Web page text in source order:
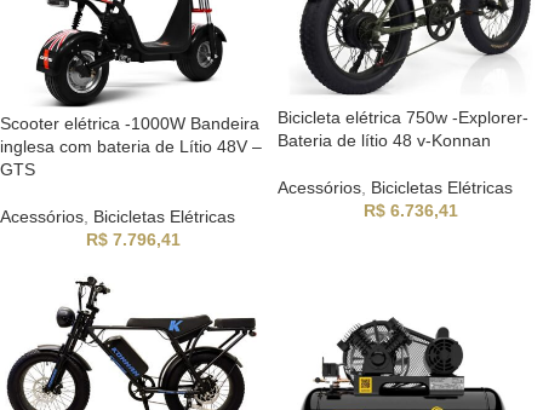
Scooter elétrica -1000W Bandeira
inglesa com bateria de Lítio 48V –
GTS
Acessórios Bicicletas Elétricas
R$7.796,41
Bicicleta elétrica 750w -Explorer-
Bateria de lítio 48 v-Konnan
Acessórios Bicicletas Elétricas
R$6.736,41